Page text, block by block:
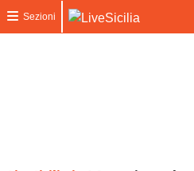
Sezioni